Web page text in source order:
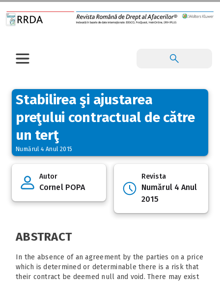
Stabilirea şi ajustarea
preţului contractual de către
un terţ
Numărul 4 Anul 2015
Autor
Cornel POPA
Revista
Numărul 4 Anul
2015
ABSTRACT
In the absence of an agreement by the parties on a price
which is determined or determinable there is a risk that
their contract be deemed null and void. There may exist